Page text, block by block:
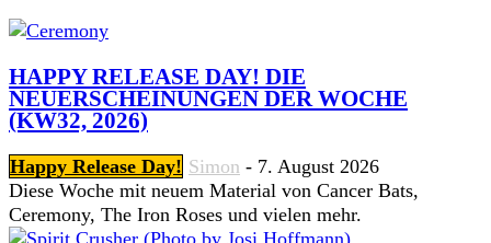
HAPPY RELEASE DAY! DIE
NEUERSCHEINUNGEN DER WOCHE
(KW32, 2026)
Happy Release Day! Simon - 7. August 2026
Diese Woche mit neuem Material von Cancer Bats,
Ceremony, The Iron Roses und vielen mehr.